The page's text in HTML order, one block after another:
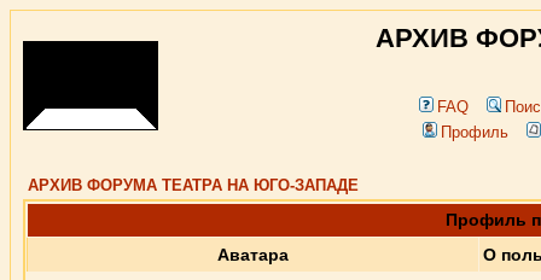
АРХИВ
FAQ
Профиль
АРХИВ ФОРУМА ТЕАТРА НА ЮГО-ЗАПАДЕ
Профиль
Аватара
О